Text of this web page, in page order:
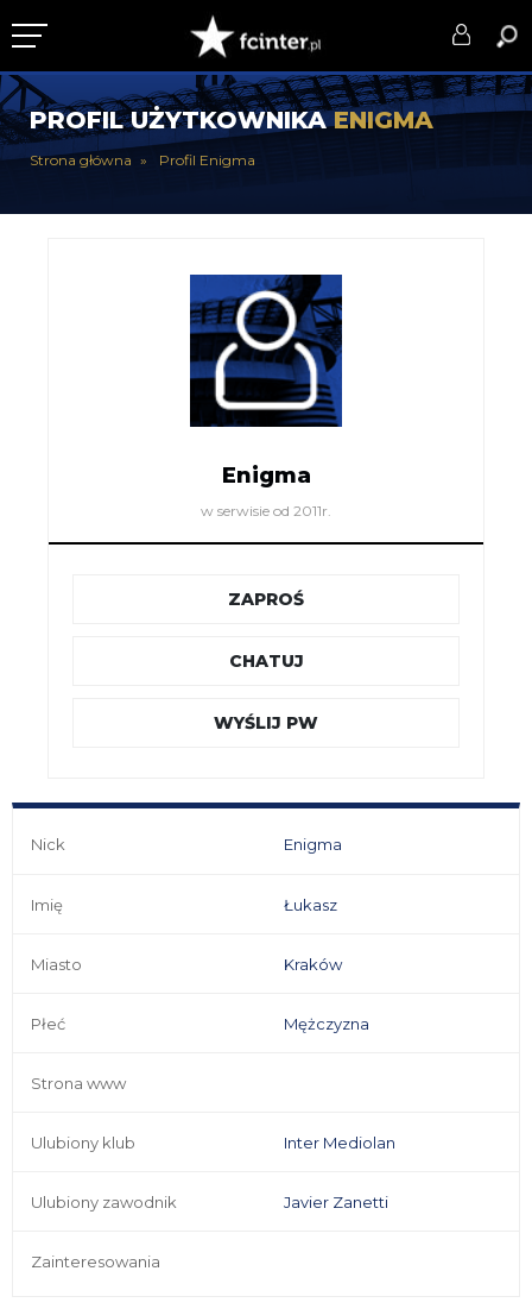
KLUB
DRUŻYNA
PROFIL UŻYTKOWNIKAENIGMA
Strona główna Profil Enigma
Enigma
w serwisie od 2011r.
ZAPROŚ
CHATUJ
WYŚLIJ PW
Nick Enigma
Imię Łukasz
Miasto Kraków
Płeć Mężczyzna
Strona www
Ulubiony klub Inter Mediolan
Ulubiony zawodnik Javier Zanetti
Zainteresowania